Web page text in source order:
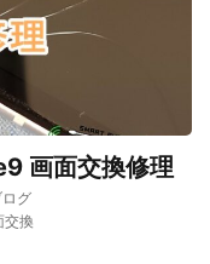
画面交換修理
グ
交換